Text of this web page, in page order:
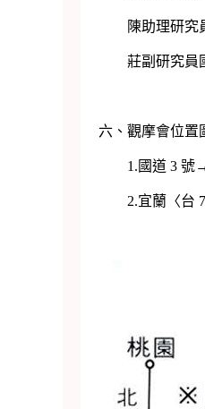
陳助理研究員
莊副研究員國
六、觀摩會位置
1.國道 3 號→
2.宜蘭〈台 7